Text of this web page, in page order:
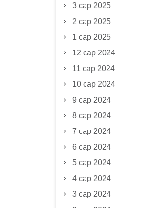
3 сар 2025
2 сар 2025
1 сар 2025
12 сар 2024
11 сар 2024
10 сар 2024
9 сар 2024
8 сар 2024
7 сар 2024
6 сар 2024
5 сар 2024
4 сар 2024
3 сар 2024